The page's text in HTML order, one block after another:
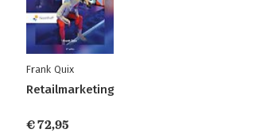
Frank Quix
Retailmarketing
€ 72,95